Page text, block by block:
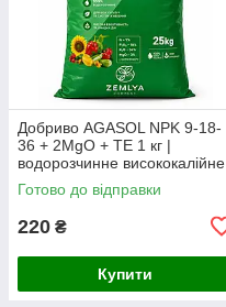
Добриво AGASOL NPK 9-18-
36 + 2MgO + TE 1 кг |
водорозчинне висококалійне
NPK-добриво (фасоване з
мішка)
Готово до відправки
220 ₴
Купити